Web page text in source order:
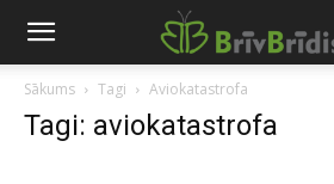
Sākums Tagi Aviokatastrofa
Tagi: aviokatastrofa